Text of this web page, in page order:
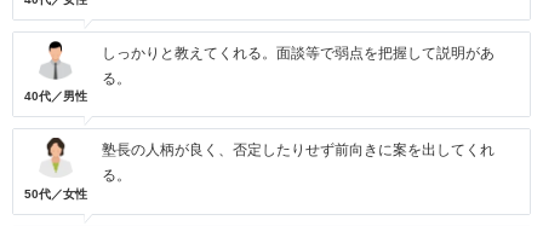
40代／男性
しっかりと教えてくれる。面談等で弱点を把握して説明があ
る。
50代／女性
塾長の人柄が良く、否定したりせず前向きに案を出してくれ
る。